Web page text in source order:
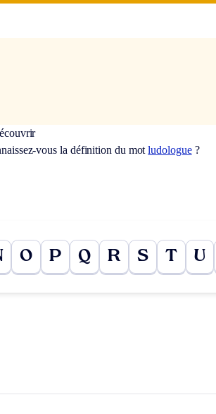
vous la définition du motludologue?
O P Q R S T U